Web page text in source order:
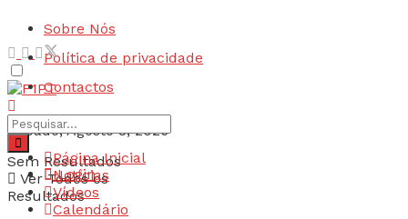
Sobre Nós
Política de privacidade
Contactos
Sábado, Agosto 8, 2026
Login
Sem Resultados
Ver Todos os
Resultados
Página Inicial
Notícias
Vídeos
Calendário